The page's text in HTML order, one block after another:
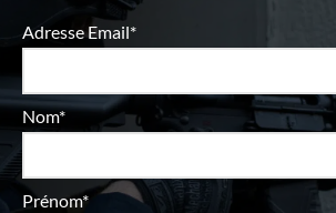
Adresse Email*
Nom*
Prénom*